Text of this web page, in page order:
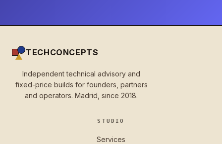
TECHCONCEPTS
Independent technical advisory and
fixed-price builds for founders, partners
and operators. Madrid, since 2018.
STUDIO
Services